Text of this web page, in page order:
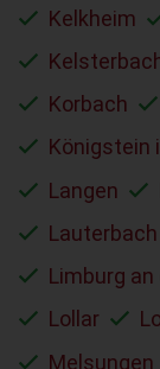
Kelkheim
Korbach
Königstein
Langen
Lauterbach
Limburg an
Lollar
Melsungen